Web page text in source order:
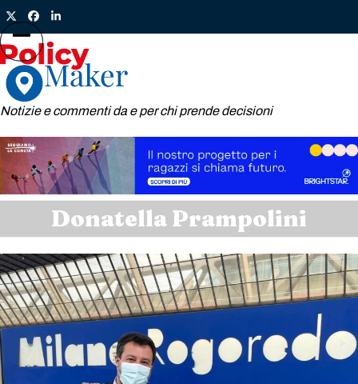
Skip
to
content
TwitterFacebook
LinkedIn
Notizie e commenti da e per chi prende decisioni
Open
mobile
menu
Close
mobile
menu
Donatella Prampolini